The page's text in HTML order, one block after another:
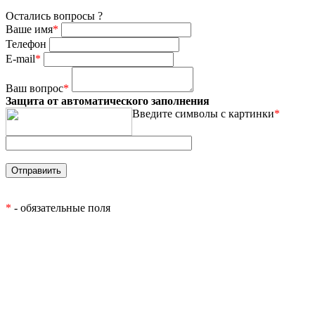
Остались вопросы ?
Ваше имя*
Телефон
E-mail*
Ваш вопрос*
Защита от автоматического заполнения
Введите символы с картинки*
* - обязательные поля